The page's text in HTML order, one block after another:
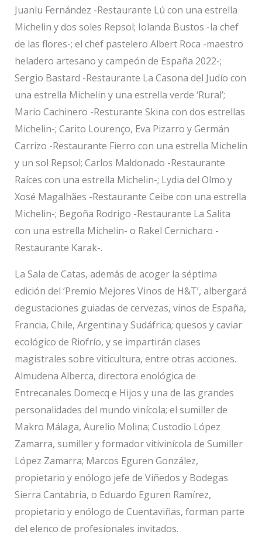
Juanlu Fernández -Restaurante Lú con una estrella
Michelin y dos soles Repsol; Iolanda Bustos -la chef
de las flores-; el chef pastelero Albert Roca -maestro
heladero artesano y campeón de España 2022-;
Sergio Bastard -Restaurante La Casona del Judío con
una estrella Michelin y una estrella verde ‘Rural’;
Mario Cachinero -Resturante Skina con dos estrellas
Michelin-; Carito Lourenço, Eva Pizarro y Germán
Carrizo -Restaurante Fierro con una estrella Michelin
y un sol Repsol; Carlos Maldonado -Restaurante
Raíces con una estrella Michelin-; Lydia del Olmo y
Xosé Magalhães -Restaurante Ceibe con una estrella
Michelin-; Begoña Rodrigo -Restaurante La Salita
con una estrella Michelin- o Rakel Cernicharo -
Restaurante Karak-.
La Sala de Catas, además de acoger la séptima
edición del ‘Premio Mejores Vinos de H&T’, albergará
degustaciones guiadas de cervezas, vinos de España,
Francia, Chile, Argentina y Sudáfrica; quesos y caviar
ecológico de Riofrío, y se impartirán clases
magistrales sobre viticultura, entre otras acciones.
Almudena Alberca, directora enológica de
Entrecanales Domecq e Hijos y una de las grandes
personalidades del mundo vinícola; el sumiller de
Makro Málaga, Aurelio Molina; Custodio López
Zamarra, sumiller y formador vitivinícola de Sumiller
López Zamarra; Marcos Eguren González,
propietario y enólogo jefe de Viñedos y Bodegas
Sierra Cantabria, o Eduardo Eguren Ramírez,
propietario y enólogo de Cuentaviñas, forman parte
del elenco de profesionales invitados.